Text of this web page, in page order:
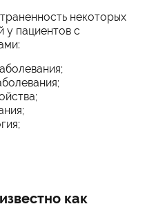
некоторых
у пациентов с
как